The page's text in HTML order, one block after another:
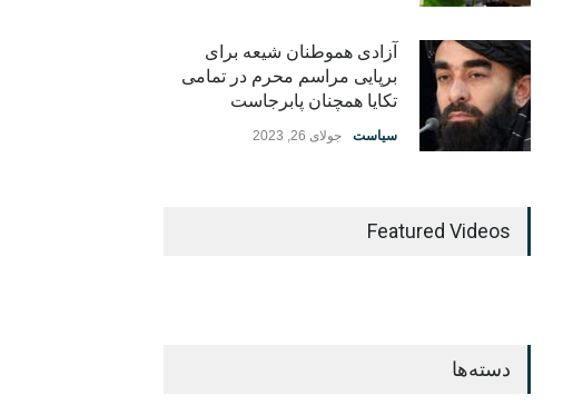
آزادی هموطنان شیعه برای
برپایی مراسم محرم در تمامی
تکایا همچنان پابرجاست
سیاست جولای 26, 2023
Featured Videos
دسته‌ها